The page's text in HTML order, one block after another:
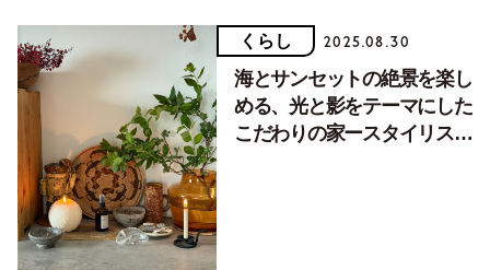
くらし 2025.08.30
海とサンセットの絶景を楽し
める、光と影をテーマにした
こだわりの家ースタイリスト